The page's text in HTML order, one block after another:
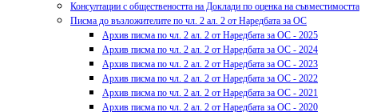
Консултации с обществеността на Доклади по оценка на съвместимостта
Писма до възложителите по чл. 2 ал. 2 от Наредбата за ОС
Архив писма по чл. 2 ал. 2 от Наредбата за ОС - 2025
Архив писма по чл. 2 ал. 2 от Наредбата за ОС - 2024
Архив писма по чл. 2 ал. 2 от Наредбата за ОС - 2023
Архив писма по чл. 2 ал. 2 от Наредбата за ОС - 2022
Архив писма по чл. 2 ал. 2 от Наредбата за ОС - 2021
Архив писма по чл. 2 ал. 2 от Наредбата за ОС - 2020